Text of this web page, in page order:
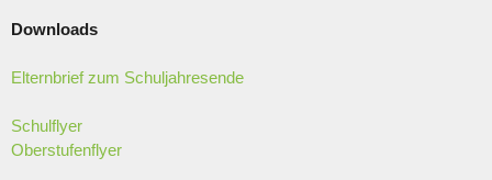
Downloads
Elternbrief zum Schuljahresende
Schulflyer
Oberstufenflyer